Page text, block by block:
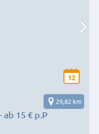
12
Privatvermietung Reimer - ab 15 € p.P
29,82 km